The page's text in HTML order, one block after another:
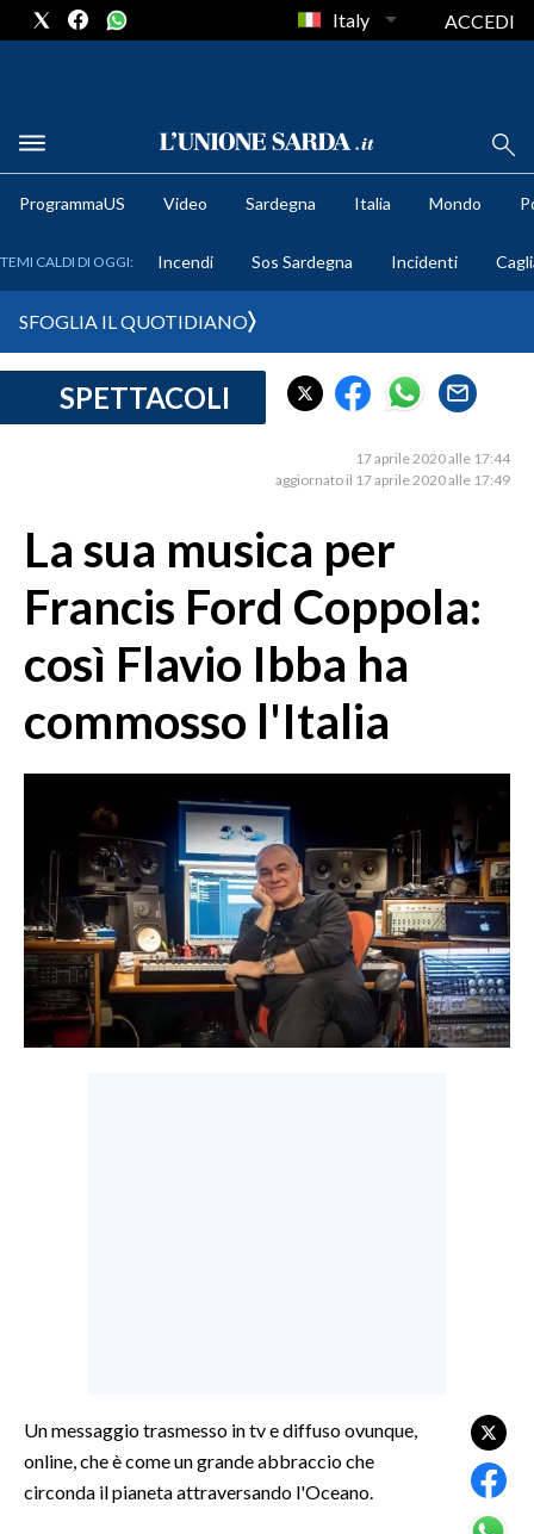
METEO
CRONACA SARDEGNA
MEDIO CAMPIDANO
SASSARI E PROVINCIA
NUORO E PROVINCIA
OGLIASTRA
CRONACA
ITALIA
MONDO
POLITICA
ECONOMIA
VOLLEY
MOTORI
TENNIS
Italy ACCEDI
ProgrammaUS Video Sardegna Italia Mondo
TEMI CALDI DI OGGI: Incendi Sos Sardegna Incidenti
SFOGLIA IL QUOTIDIANO
SPETTACOLI
17 aprile 2020 alle 17:44
aggiornato il 17 aprile 2020 alle 17:49
La sua musica per
Francis Ford Coppola:
così Flavio Ibba ha
commosso l'Italia
Un messaggio trasmesso in tv e diffuso ovunque,
online, che è come un grande abbraccio che
circonda il pianeta attraversando l'Oceano.